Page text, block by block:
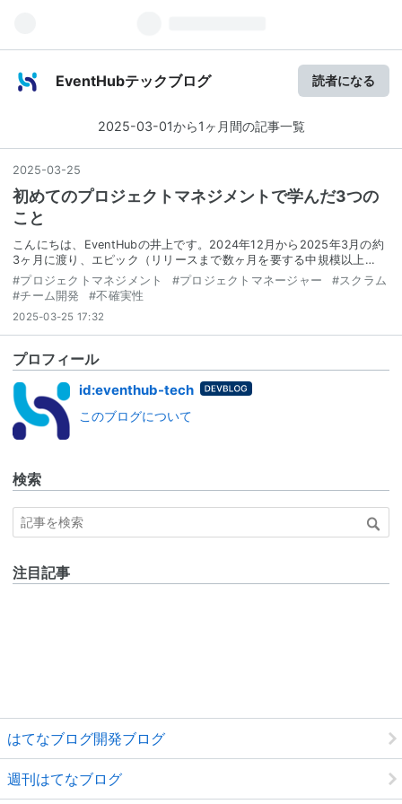
EventHubテックブログ 読者になる
2025-03-01から1ヶ月間の記事一覧
2025-03-25
初めてのプロジェクトマネジメントで学んだ3つの
こと
こんにちは、EventHubの井上です。2024年12月から2025年3月の約
3ヶ月に渡り、エピック（リリースまで数ヶ月を要する中規模以上…
#プロジェクトマネジメント #プロジェクトマネージャー #スクラム
#チーム開発 #不確実性
2025-03-25 17:32
プロフィール
id:eventhub-tech はてな
このブログについて
検索
注目記事
はてなブログ開発ブログ
週刊はてなブログ